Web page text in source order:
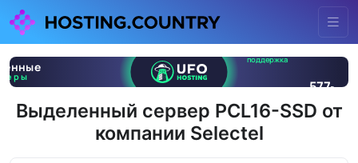
Выделенный сервер PCL16-SSD от
компании Selectel